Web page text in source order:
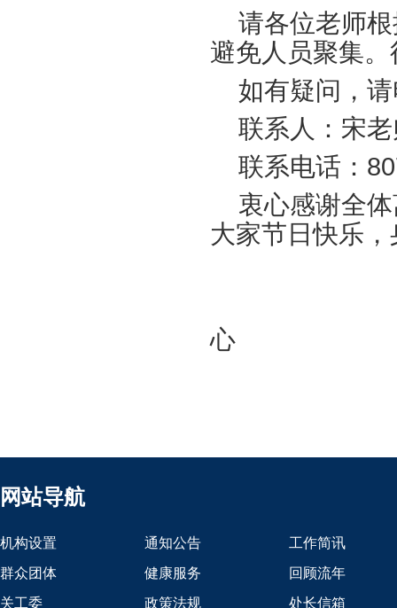
请各位老师
避免人员聚集
如有疑问，
联系人：宋
联系电话：
衷心感谢全
大家节日快乐
心
网站导航
机构设置 通知公告
工作简讯
群众团体
健康服务
回顾流年
关工委
政策法规 处长信箱